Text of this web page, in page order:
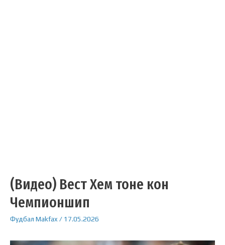
(Видео) Вест Хем тоне кон
Чемпионшип
Фудбал Makfax / 17.05.2026